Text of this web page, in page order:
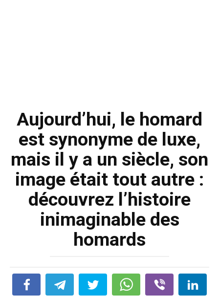
Aujourd’hui, le homard
est synonyme de luxe,
mais il y a un siècle, son
image était tout autre :
découvrez l’histoire
inimaginable des
homards